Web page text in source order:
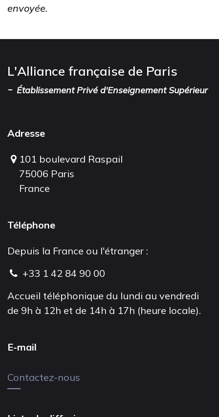
envoyée.
L'Alliance française de Paris
- Établissement Privé d'Enseignement Supérieur
Adresse
101 boulevard Raspail
75006 Paris
France
Téléphone
Depuis la France ou l'étranger :
+33 1 42 84 90 00
Accueil téléphonique du lundi au vendredi
de 9h à 12h et de 14h à 17h (heure locale).
E-mail
Contactez-nous